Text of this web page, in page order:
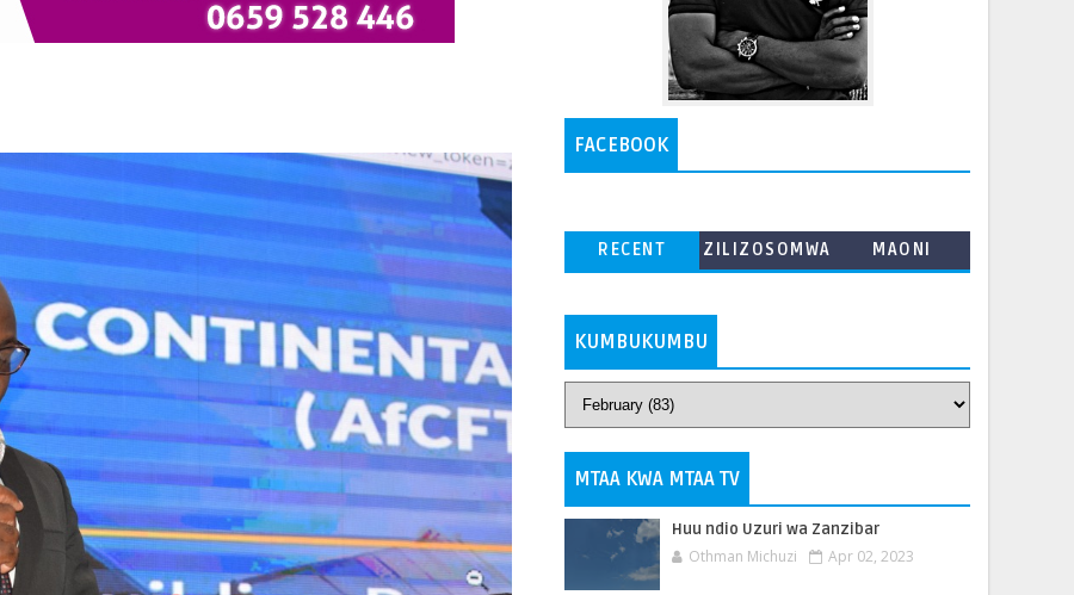
FACEBOOK
RECENT
ZILIZOSOMWA
MAONI
KUMBUKUMBU
MTAA KWA MTAA TV
Huu ndio Uzuri wa Zanzibar
Othman Michuzi Apr 02, 2023